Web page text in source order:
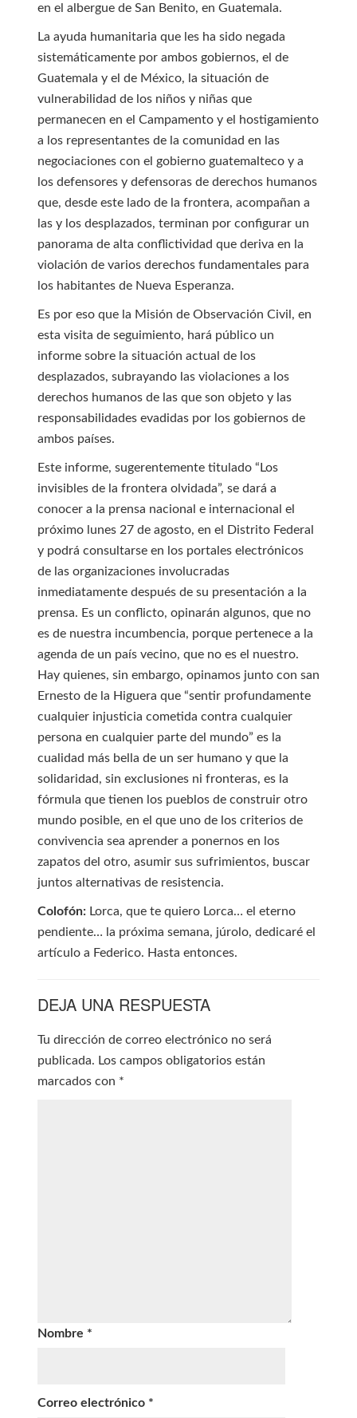
en el albergue de San Benito, en Guatemala.
La ayuda humanitaria que les ha sido negada
sistemáticamente por ambos gobiernos, el de
Guatemala y el de México, la situación de
vulnerabilidad de los niños y niñas que
permanecen en el Campamento y el hostigamiento
a los representantes de la comunidad en las
negociaciones con el gobierno guatemalteco y a
los defensores y defensoras de derechos humanos
que, desde este lado de la frontera, acompañan a
las y los desplazados, terminan por configurar un
panorama de alta conflictividad que deriva en la
violación de varios derechos fundamentales para
los habitantes de Nueva Esperanza.
Es por eso que la Misión de Observación Civil, en
esta visita de seguimiento, hará público un
informe sobre la situación actual de los
desplazados, subrayando las violaciones a los
derechos humanos de las que son objeto y las
responsabilidades evadidas por los gobiernos de
ambos países.
Este informe, sugerentemente titulado “Los
invisibles de la frontera olvidada”, se dará a
conocer a la prensa nacional e internacional el
próximo lunes 27 de agosto, en el Distrito Federal
y podrá consultarse en los portales electrónicos
de las organizaciones involucradas
inmediatamente después de su presentación a la
prensa. Es un conflicto, opinarán algunos, que no
es de nuestra incumbencia, porque pertenece a la
agenda de un país vecino, que no es el nuestro.
Hay quienes, sin embargo, opinamos junto con san
Ernesto de la Higuera que “sentir profundamente
cualquier injusticia cometida contra cualquier
persona en cualquier parte del mundo” es la
cualidad más bella de un ser humano y que la
solidaridad, sin exclusiones ni fronteras, es la
fórmula que tienen los pueblos de construir otro
mundo posible, en el que uno de los criterios de
convivencia sea aprender a ponernos en los
zapatos del otro, asumir sus sufrimientos, buscar
juntos alternativas de resistencia.
Colofón:Lorca, que te quiero Lorca… el eterno
pendiente… la próxima semana, júrolo, dedicaré el
artículo a Federico. Hasta entonces.
DEJA UNA RESPUESTA
Tu dirección de correo electrónico no será
publicada. Los campos obligatorios están
marcados con *
Nombre *
Correo electrónico *